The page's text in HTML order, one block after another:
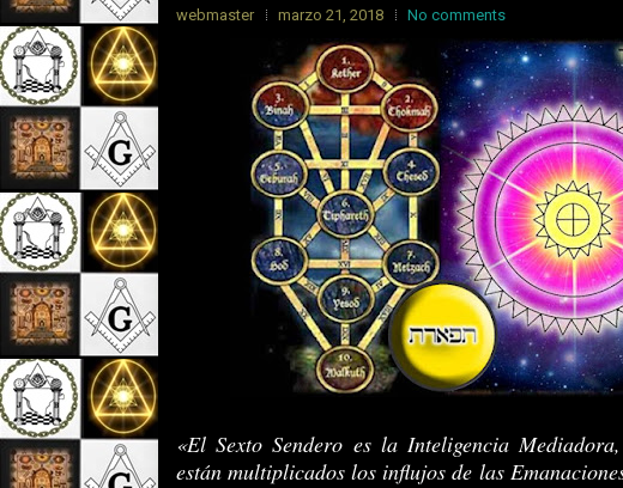
webmaster marzo 21, 2018 No comments
«El Sexto Sendero es la Inteligencia
están multiplicados los influjos de las